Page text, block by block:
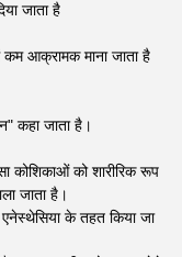
जाता है
कम आक्रामक माना जाता है
कहा जाता है।
कोशिकाओं को शारीरिक रूप
जाता है।
एनेस्थेसिया के तहत किया जा